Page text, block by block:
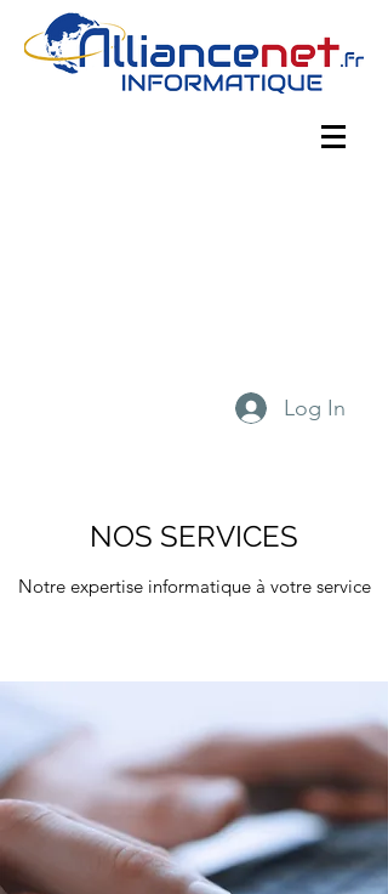
Log In
NOS SERVICES
Notre expertise informatique à votre service